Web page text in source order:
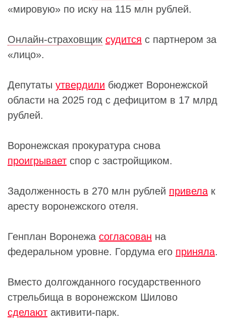
«мировую» по иску на 115 млн рублей.
Онлайн-страховщик судится с партнером за
«лицо».
Депутаты утвердили бюджет Воронежской
области на 2025 год с дефицитом в 17 млрд
рублей.
Воронежская прокуратура снова
проигрывает спор с застройщиком.
Задолженность в 270 млн рублей привела к
аресту воронежского отеля.
Генплан Воронежа согласован на
федеральном уровне. Гордума его приняла.
Вместо долгожданного государственного
стрельбища в воронежском Шилово
сделают активити-парк.